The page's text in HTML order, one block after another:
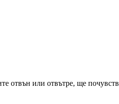
отвън или отвътре, ще